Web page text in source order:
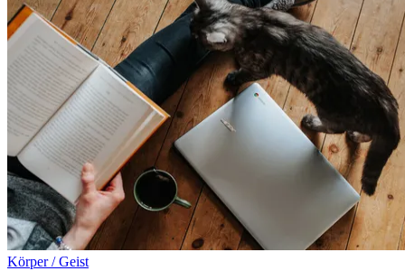
Körper / Geist